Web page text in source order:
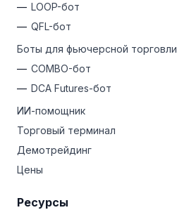
LOOP-бот
QFL-бот
Боты для фьючерсной торговли
COMBO-бот
DCA Futures-бот
ИИ-помощник
Торговый терминал
Демотрейдинг
Цены
Ресурсы